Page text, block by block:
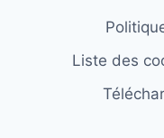
Liste des